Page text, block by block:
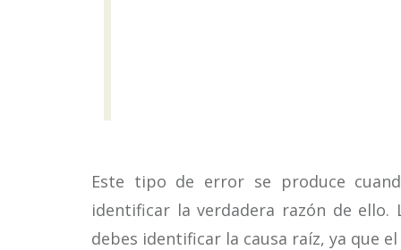
Este tipo de error se produce
identificar la verdadera razón de
debes identificar la causa raíz, ya que